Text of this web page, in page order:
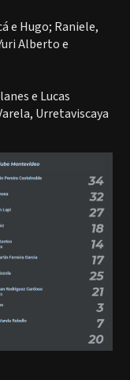
e Hugo; Raniele,
Alberto e
e Lucas
Urretaviscaya